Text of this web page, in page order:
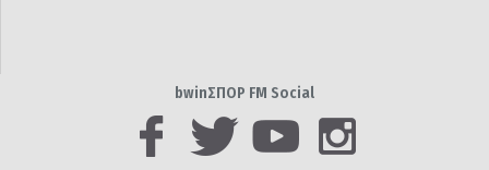
bwinΣΠΟΡ FM Social